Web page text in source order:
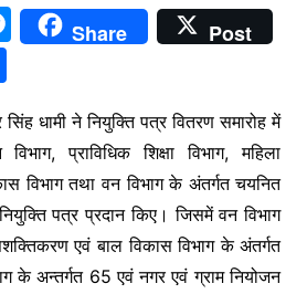
M
e
s
e
n
g
er
Share
Post
S
ar
e
धामी ने नियुक्ति पत्र वितरण समारोह में
प्राविधिक शिक्षा विभाग, महिला
विभाग तथा वन विभाग के अंतर्गत चयनित
पत्र प्रदान किए। जिसमें वन विभाग
एवं बाल विकास विभाग के अंतर्गत
के अन्तर्गत 65 एवं नगर एवं ग्राम नियोजन